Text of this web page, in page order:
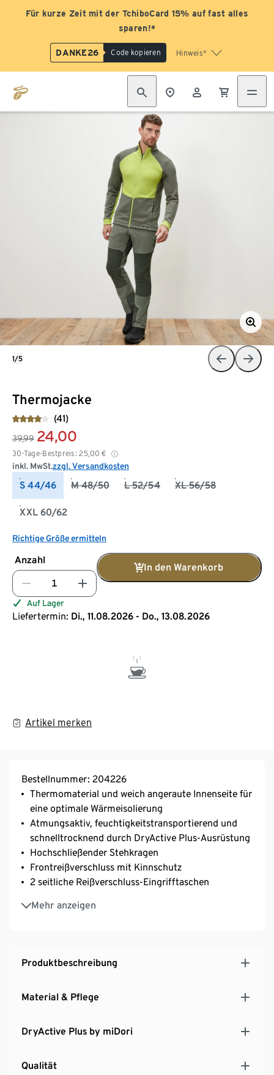
Für kurze Zeit mit der TchiboCard 15% auf fast alles
sparen!*
DANKE26 Code kopieren Hinweis*
Thermojacke
(41)
39,99 24,00
30-Tage-Bestpreis: 25,00 €
inkl. MwSt.zzgl. Versandkosten
S 44/46 M 48/50 L 52/54 XL 56/58
XXL 60/62
Richtige Größe ermitteln
Anzahl
In den Warenkorb
Auf Lager
Liefertermin: Di., 11.08.2026 - Do., 13.08.2026
Artikel merken
1/5
Bestellnummer: 204226
Thermomaterial und weich angeraute Innenseite für
eine optimale Wärmeisolierung
Atmungsaktiv, feuchtigkeitstransportierend und
schnelltrocknend durch DryActive Plus-Ausrüstung
Hochschließender Stehkragen
Frontreißverschluss mit Kinnschutz
2 seitliche Reißverschluss-Eingrifftaschen
Mehr anzeigen
Verstellbarer Saum mit Kordelzug
Softes, elastisches Material mit der Faser Creora® –
Produktbeschreibung
Material & Pflege
DryActive Plus by miDori
Qualität